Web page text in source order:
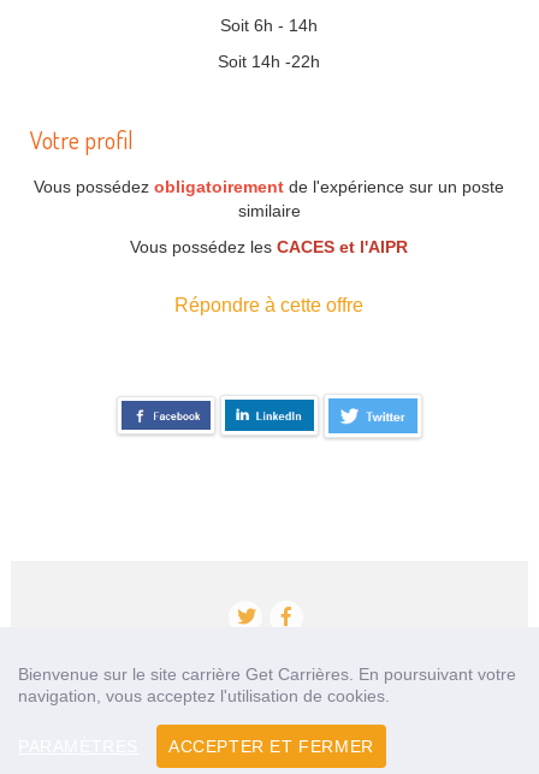
Bienvenue sur le site carrière Get Carrières. En poursuivant votre
navigation, vous acceptez l'utilisation de cookies.
ACCEPTER ET FERMER
Soit 6h - 14h
Soit 14h -22h
Votre profil
Vous possédezobligatoirementde l'expérience sur un poste
similaire
Vous possédez lesCACES et l'AIPR
Répondre à cette offre
Qui sommes nous? Nos partenaires
Mentions légales